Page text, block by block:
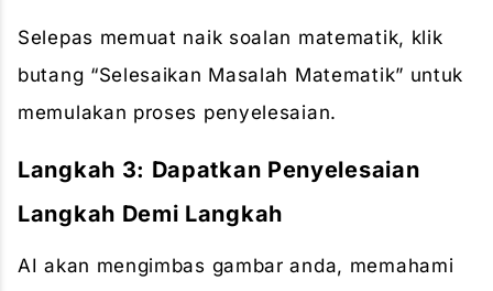
Selepas memuat naik soalan matematik, klik
butang “Selesaikan Masalah Matematik” untuk
memulakan proses penyelesaian.
Langkah 3: Dapatkan Penyelesaian
Langkah Demi Langkah
AI akan mengimbas gambar anda, memahami